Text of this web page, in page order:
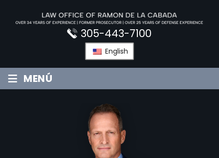
305-443-7100
English
≡ MENÚ